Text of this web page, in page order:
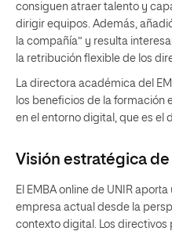
consiguen atraer talento y
dirigir equipos. Además,
la compañía” y resulta
la retribución flexible de los
La directora académica del
los beneficios de la formación
en el entorno digital, que es el
Visión estratégica
El EMBA online de UNIR
empresa actual desde la
contexto digital. Los